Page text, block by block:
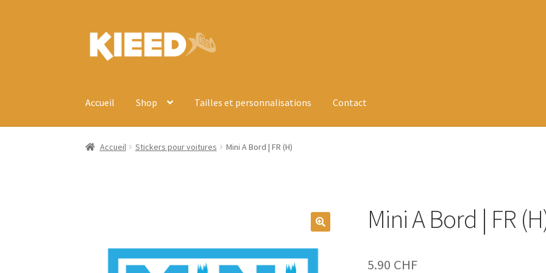
Aller
Aller
contenu
Accueil Shop Tailles et personnalisations Contact
Accueil Stickers pour voitures Mini A Bord | FR (H)
Mini A Bord | FR
5.90 CHF